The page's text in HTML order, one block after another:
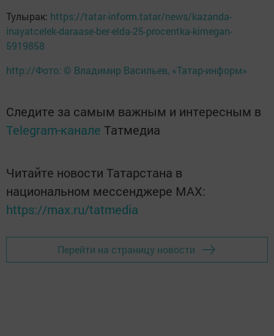
Тулырак: https://tatar-inform.tatar/news/kazanda-
inayatcelek-daraase-ber-elda-25-procentka-kimegan-
5919858
http://Фото: © Владимир Васильев, «Татар-информ»
Следите за самым важным и интересным в
Telegram-канале Татмедиа
Читайте новости Татарстана в
национальном мессенджере MАХ:
https://max.ru/tatmedia
Перейти на страницу новости